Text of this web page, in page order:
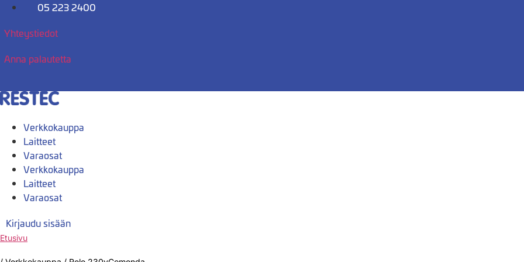
Mene
05 223 2400
Yhteystiedot
Anna palautetta
Verkkokauppa
Laitteet
Varaosat
Verkkokauppa
Laitteet
Varaosat
Kirjaudu sisään
Etusivu